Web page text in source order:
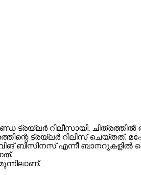
റിലീസായി. ചിത്രത്തിൽ
ട്രയ്ലർ റിലീസ് ചെയ്തത്.
ബിസിനസ് എന്നീ